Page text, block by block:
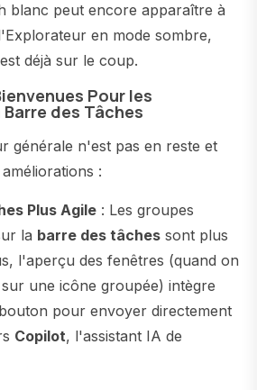
blanc peut encore apparaître à
en mode sombre,
déjà sur le coup.
Pour les
des Tâches
générale n'est pas en reste et
:
Plus Agile : Les groupes
la barre des tâches sont plus
l'aperçu des fenêtres (quand on
une icône groupée) intègre
pour envoyer directement
Copilot, l'assistant IA de